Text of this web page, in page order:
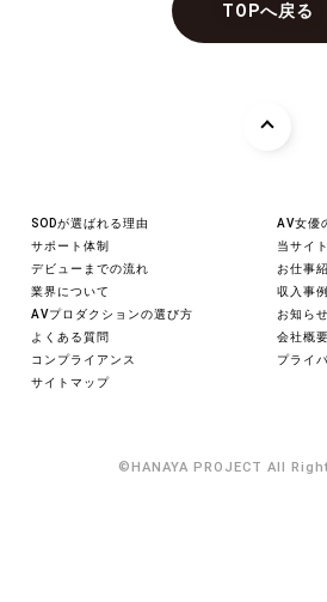
TOPへ戻る
SODが選ばれる理由
AV女優
サポート体制
当サイ
デビューまでの流れ
お仕事
業界について
収入事例
AVプロダクションの選び方
お知らせ
よくある質問
会社概要
コンプライアンス
プライ
サイトマップ
©HANAYA PROJECT All